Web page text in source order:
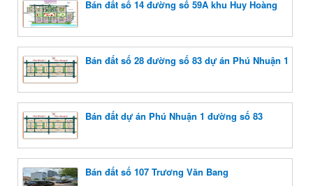
Bán đất số 14 đường số 59A khu Huy Hoàng
Bán đất số 28 đường số 83 dự án Phú Nhuận 1
Bán đất dự án Phú Nhuận 1 đường số 83
Bán đất số 107 Trương Văn Bang